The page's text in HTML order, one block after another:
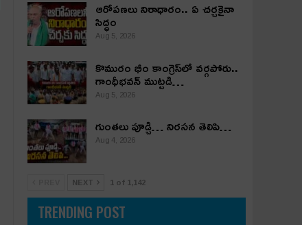
ఆరోపణలు నిరాధారం.. ఏ చర్చకైనా
సిద్ధం
Aug 5, 2026
కొమురం భీం కాంగ్రెస్‌లో వర్గపోరు..
గాంధీభవన్ ముట్టడి…
Aug 5, 2026
గుంతలు పూడ్చి… నిరసన తెలిపి…
Aug 4, 2026
NEXT 1 of 1,142
TRENDING POST